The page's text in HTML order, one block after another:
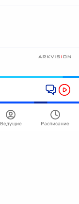
Ведущие Расписание